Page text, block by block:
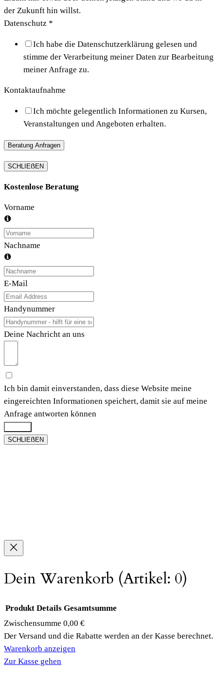
der Zukunft hin willst.
Datenschutz *
Ich habe die Datenschutzerklärung gelesen und
stimme der Verarbeitung meiner Daten zur Bearbeitung
meiner Anfrage zu.
Kontaktaufnahme
Ich möchte gelegentlich Informationen zu Kursen,
Veranstaltungen und Angeboten erhalten.
Beratung Anfragen
SCHLIEẞEN
Kostenlose Beratung
Vorname
Nachname
E-Mail
Handynummer
Deine Nachricht an uns
Ich bin damit einverstanden, dass diese Website meine
eingereichten Informationen speichert, damit sie auf meine
Anfrage antworten können
SCHLIEẞEN
Dein Warenkorb (Artikel: 0)
Produkte
im
Warenkorb
Produkt Details Gesamtsumme
Zwischensumme 0,00 €
Der Versand und die Rabatte werden an der Kasse berechnet.
Warenkorb anzeigen
Zur Kasse gehen